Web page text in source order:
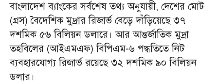
বাংলাদেশ ব্যাংকের সর্বশেষ তথ্য অনুযায়ী, দেশের মোট
(গ্রস) বৈদেশিক মুদ্রার রিজার্ভ বেড়ে দাঁড়িয়েছে ৩৭
দশমিক ৫৬ বিলিয়ন ডলারে। আর আন্তর্জাতিক মুদ্রা
তহবিলের (আইএমএফ) বিপিএম-৬ পদ্ধতিতে নিট
ব্যবহারযোগ্য রিজার্ভ রয়েছে ৩২ দশমিক ৯০ বিলিয়ন
ডলার।